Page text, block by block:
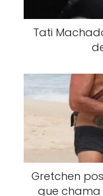
Tati
Gretchen
que chama